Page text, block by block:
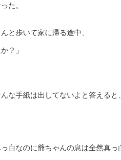
た。
と歩いて家に帰る途中、
？」
な手紙は出してないよと答えると
白なのに爺ちゃんの息は全然真